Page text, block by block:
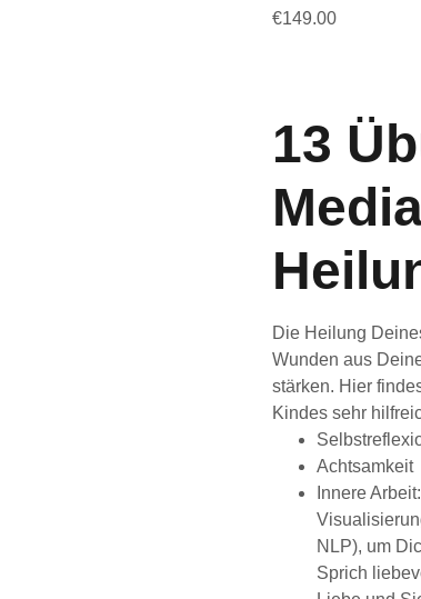
€149.00
13
Die Heilung
Wunden aus
stärken. Hier
Kindes sehr
Achtsamkeit
Innere
NLP), um
Sprich